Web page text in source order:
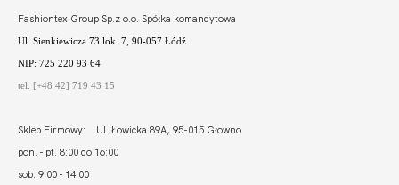
Fashiontex Group Sp.z o.o. Spółka komandytowa
Ul. Sienkiewicza 73 lok. 7, 90-057 Łódź
NIP: 725 220 93 64
tel. [+48 42] 719 43 15
Sklep Firmowy: Ul. Łowicka 89A, 95-015 Głowno
pon. - pt. 8:00 do 16:00
sob. 9:00 - 14:00